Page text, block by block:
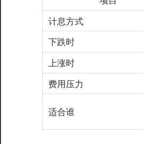
计息方式
下跌时
上涨时
费用压力
适合谁